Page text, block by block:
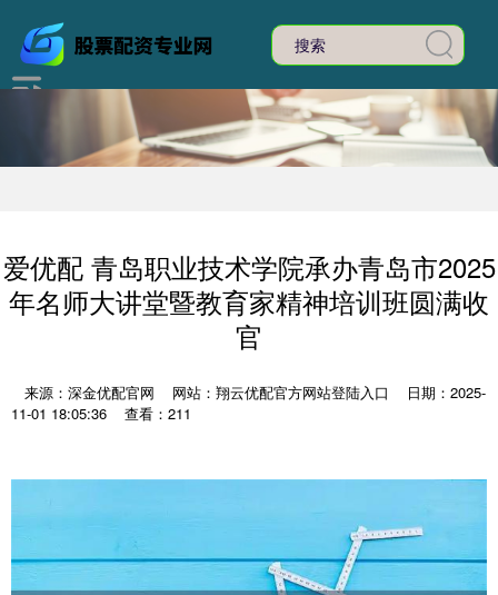
爱优配 青岛职业技术学院承办青岛市2025
年名师大讲堂暨教育家精神培训班圆满收
官
来源：深金优配官网 网站：翔云优配官方网站登陆入口
日期：2025-
11-01 18:05:36
查看：211